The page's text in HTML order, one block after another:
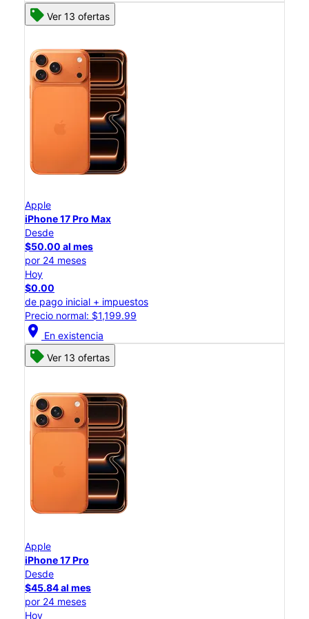
Ver 13 ofertas
Apple
iPhone 17 Pro Max
Desde
$50.00 al mes
por 24 meses
Hoy
$0.00
de pago inicial + impuestos
Precio normal: $1,199.99
location_on En existencia
Ver 13 ofertas
Apple
iPhone 17 Pro
Desde
$45.84 al mes
por 24 meses
Hoy